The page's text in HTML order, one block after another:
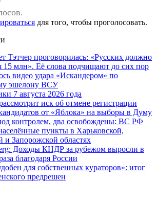
для того, чтобы проголосовать.
Тэтчер проговорилась: «Русских должно
15 млн». Её слова подчищают до сих пор
видео удара «Искандером» по
эшелону ВСУ
7 августа 2026 года
иск об отмене регистрации
от «Яблока» на выборы в Думу
контролем, два освобождены: ВС РФ
пункты в Харьковской,
и Запорожской областях
Доходы КНДР за рубежом выросли в
благодаря России
для собственных кураторов»: итог
предрешен